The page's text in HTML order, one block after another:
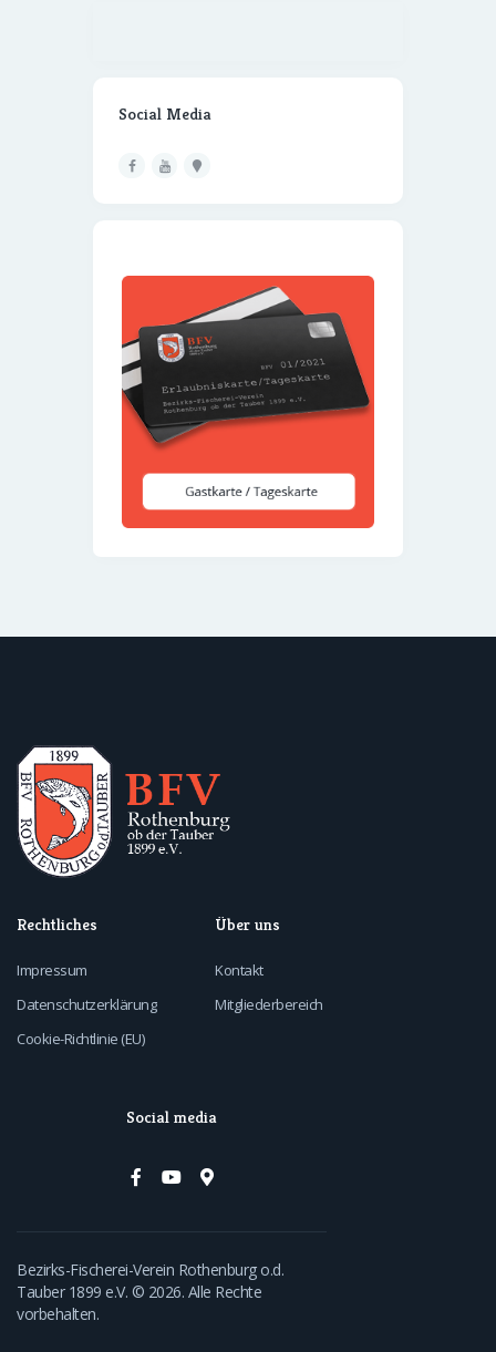
Social Media
Rechtliches
Impressum
Datenschutzerklärung
Cookie-Richtlinie (EU)
Über uns
Kontakt
Mitgliederbereich
Social media
Bezirks-Fischerei-Verein Rothenburg o.d.
Tauber 1899 e.V.​ © 2026. Alle Rechte
vorbehalten.